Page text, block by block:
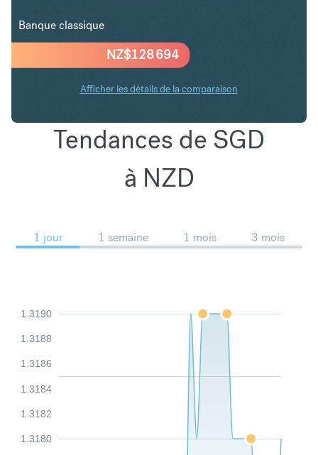
NZ$128 694
Banque classique
Afficher les détails de la comparaison
Tendances de SGD
à NZD
1 jour 1 semaine 1 mois 3 mois
1.3180
1.3182
1.3184
1.3186
1.3188
1.3190